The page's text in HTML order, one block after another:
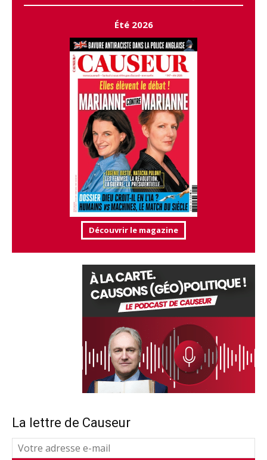
Été 2026
Découvrir le magazine
La lettre de Causeur